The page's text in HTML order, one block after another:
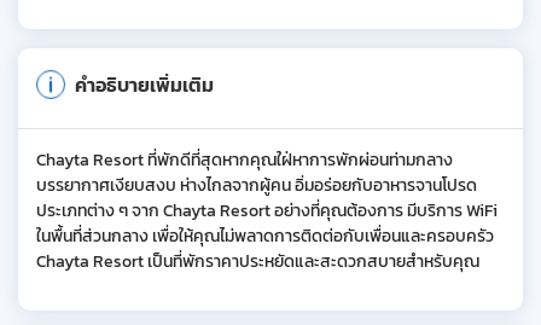
คำอธิบายเพิ่มเติม
Chayta Resort ที่พักดีที่สุดหากคุณใฝ่หาการพักผ่อนท่ามกลาง
บรรยากาศเงียบสงบ ห่างไกลจากผู้คน อิ่มอร่อยกับอาหารจานโปรด
ประเภทต่าง ๆ จาก Chayta Resort อย่างที่คุณต้องการ มีบริการ WiFi
ในพื้นที่ส่วนกลาง เพื่อให้คุณไม่พลาดการติดต่อกับเพื่อนและครอบครัว
Chayta Resort เป็นที่พักราคาประหยัดและสะดวกสบายสำหรับคุณ